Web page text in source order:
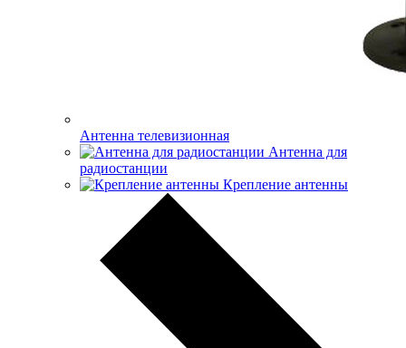
Антенна телевизионная
Антенна для
радиостанции
Крепление антенны